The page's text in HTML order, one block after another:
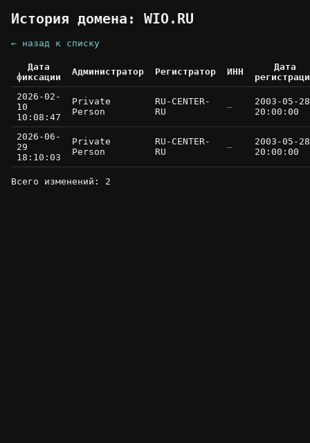
История домена: WIO.RU
← назад к списку
Дата
фиксации
Администратор Регистратор ИНН
Дата
2026-02-
10
10:08:47
Private
Person
RU-CENTER-
RU
—
2003-05-28
20:00:00
2026-06-
29
18:10:03
Private
Person
RU-CENTER-
RU
—
2003-05-28
20:00:00
Всего изменений: 2